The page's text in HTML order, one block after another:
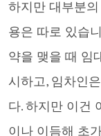
하지만 대부분
용은 따로 있습
약을 맺을 때 임
시하고, 임차인
다. 하지만 이건
이나 이듬해 초